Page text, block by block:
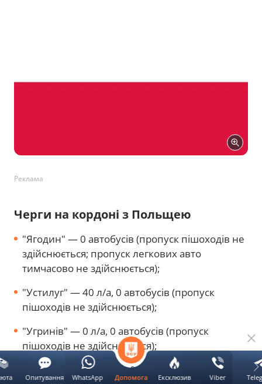
Реклама
Черги на кордоні з Польщею
"Ягодин" — 0 автобусів (пропуск пішоходів не
здійснюється; пропуск легкових авто
тимчасово не здійснюється);
"Устилуг" — 40 л/а, 0 автобуcів (пропуск
пішоходів не здійснюється);
"Угринів" — 0 л/а, 0 автобусів (пропуск
пішоходів не здійснюється);
"Рава-Руська" — 0 л/а, 0 автобусів (пропуск
Допомога Ексклюзив Viber
Опитування WhatsApp